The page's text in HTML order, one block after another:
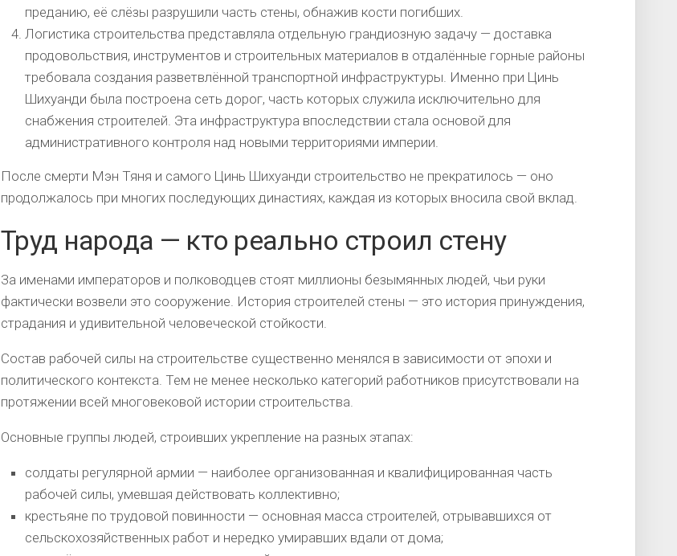
преданию, её слёзы разрушили часть стены, обнажив кости погибших.
Логистика строительства представляла отдельную грандиозную задачу — доставка
продовольствия, инструментов и строительных материалов в отдалённые горные районы
требовала создания разветвлённой транспортной инфраструктуры. Именно при Цинь
Шихуанди была построена сеть дорог, часть которых служила исключительно для
снабжения строителей. Эта инфраструктура впоследствии стала основой для
административного контроля над новыми территориями империи.
После смерти Мэн Тяня и самого Цинь Шихуанди строительство не прекратилось — оно
продолжалось при многих последующих династиях, каждая из которых вносила свой вклад.
Труд народа — кто реально строил стену
За именами императоров и полководцев стоят миллионы безымянных людей, чьи руки
фактически возвели это сооружение. История строителей стены — это история принуждения,
страдания и удивительной человеческой стойкости.
Состав рабочей силы на строительстве существенно менялся в зависимости от эпохи и
политического контекста. Тем не менее несколько категорий работников присутствовали на
протяжении всей многовековой истории строительства.
Основные группы людей, строивших укрепление на разных этапах:
солдаты регулярной армии — наиболее организованная и квалифицированная часть
рабочей силы, умевшая действовать коллективно;
крестьяне по трудовой повинности — основная масса строителей, отрывавшихся от
сельскохозяйственных работ и нередко умиравших вдали от дома;